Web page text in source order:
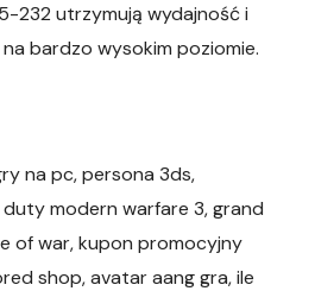
232 utrzymują wydajność i
bardzo wysokim poziomie.
na pc, persona 3ds,
modern warfare 3, grand
of war, kupon promocyjny
shop, avatar aang gra, ile